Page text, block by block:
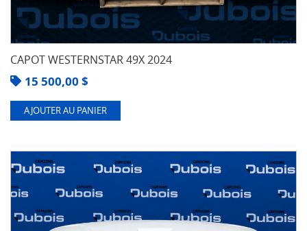
CAPOT WESTERNSTAR 49X 2024
15 500,00 $
AJOUTER AU PANIER